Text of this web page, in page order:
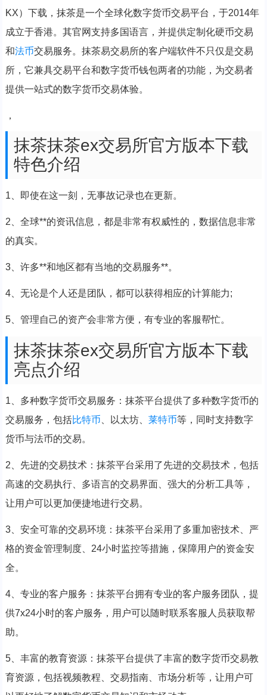
KX）下载，抹茶是一个全球化数字货币交易平台，于2014年
成立于香港。其官网支持多国语言，并提供定制化硬币交易
和法币交易服务。抹茶易交易所的客户端软件不只仅是交易
所，它兼具交易平台和数字货币钱包两者的功能，为交易者
提供一站式的数字货币交易体验。
，
抹茶抹茶ex交易所官方版本下载
特色介绍
1、即使在这一刻，无事故记录也在更新。
2、全球**的资讯信息，都是非常有权威性的，数据信息非常
的真实。
3、许多**和地区都有当地的交易服务**。
4、无论是个人还是团队，都可以获得相应的计算能力;
5、管理自己的资产会非常方便，有专业的客服帮忙。
抹茶抹茶ex交易所官方版本下载
亮点介绍
1、多种数字货币交易服务：抹茶平台提供了多种数字货币的
交易服务，包括比特币 、以太坊、 莱特币等，同时支持数字
货币与法币的交易。
2、先进的交易技术：抹茶平台采用了先进的交易技术，包括
高速的交易执行、多语言的交易界面、强大的分析工具等，
让用户可以更加便捷地进行交易。
3、安全可靠的交易环境：抹茶平台采用了多重加密技术、严
格的资金管理制度、24小时监控等措施，保障用户的资金安
全。
4、专业的客户服务：抹茶平台拥有专业的客户服务团队，提
供7x24小时的客户服务，用户可以随时联系客服人员获取帮
助。
5、丰富的教育资源：抹茶平台提供了丰富的数字货币交易教
育资源，包括视频教程、交易指南、市场分析等，让用户可